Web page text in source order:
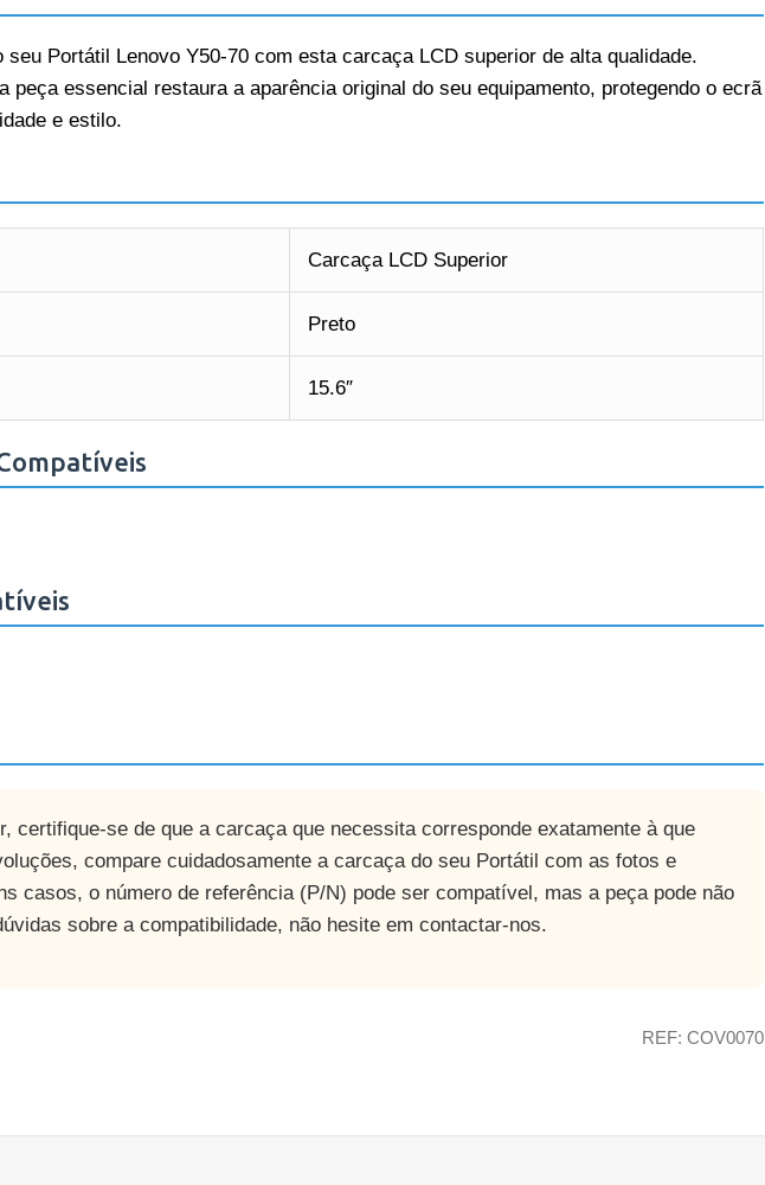
Portátil Lenovo Y50-70 com esta carcaça LCD superior de alta qualidade.
peça essencial restaura a aparência original do seu equipamento, protegendo o ecrã
e estilo.
Carcaça LCD Superior
Preto
15.6″
certifique-se de que a carcaça que necessita corresponde exatamente à que
compare cuidadosamente a carcaça do seu Portátil com as fotos e
casos, o número de referência (P/N) pode ser compatível, mas a peça pode não
sobre a compatibilidade, não hesite em contactar-nos.
REF: COV0070